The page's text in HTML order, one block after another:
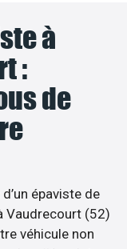
à
:
de
épaviste de
Vaudrecourt (52)
véhicule non